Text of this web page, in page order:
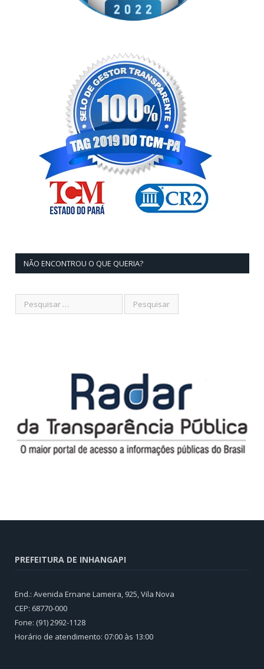
NÃO ENCONTROU O QUE QUERIA?
PREFEITURA DE INHANGAPI
End.: Avenida Ernane Lameira, 925, Vila Nova
CEP: 68770-000
Fone: (91) 2992-1128
Horário de atendimento: 07:00 às 13:00